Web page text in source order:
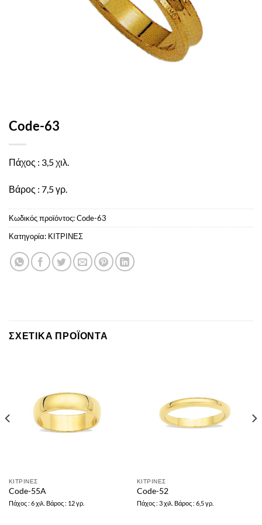
Code-63
Πάχος : 3,5 χιλ.
Βάρος : 7,5 γρ.
Κωδικός προϊόντος:Code-63
Κατηγορία: ΚΙΤΡΙΝΕΣ
ΣΧΕΤΙΚΆ ΠΡΟΪΌΝΤΑ
ΚΙΤΡΙΝΕΣ
Code-55A
Πάχος : 6 χιλ. Βάρος : 12 γρ.
ΚΙΤΡΙΝΕΣ
Code-52
Πάχος : 3 χιλ. Βάρος : 6,5 γρ.